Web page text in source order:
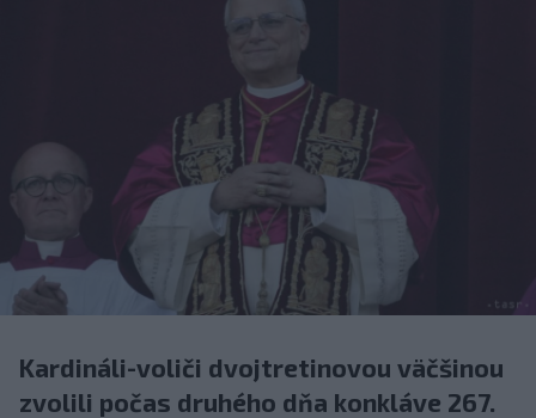
Kardináli-voliči dvojtretinovou väčšinou
zvolili počas druhého dňa konkláve 267.